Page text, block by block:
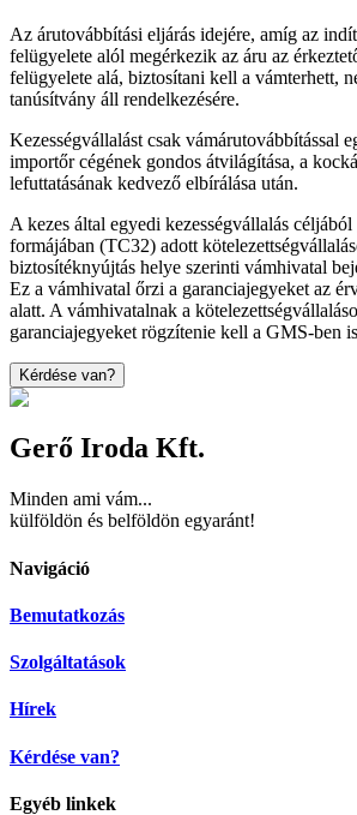
Az árutovábbítási eljárás idejére, amíg az
felügyelete alól megérkezik az áru az
felügyelete alá, biztosítani kell a vámterhett,
tanúsítvány áll rendelkezésére.
Kezességvállalást csak vámárutovábbítással
importőr cégének gondos átvilágítása, a
lefuttatásának kedvező elbírálása után.
A kezes által egyedi kezességvállalás
formájában (TC32) adott
biztosítéknyújtás helye szerinti vámhivatal
Ez a vámhivatal őrzi a garanciajegyeket az
alatt. A vámhivatalnak a
garanciajegyeket rögzítenie kell a GMS-ben
Kérdése van?
Gerő Iroda Kft.
Minden ami vám...
külföldön és belföldön egyaránt!
Navigáció
Bemutatkozás
Szolgáltatások
Hírek
Kérdése van?
Egyéb linkek